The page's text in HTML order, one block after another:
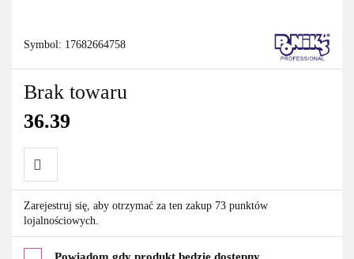
Symbol: 17682664758
Brak towaru
36.39
Do
Zarejestruj się, aby otrzymać za ten zakup 73 punktów
lojalnościowych.